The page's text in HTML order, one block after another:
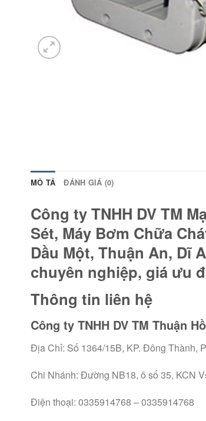
MÔ TẢ ĐÁNH GIÁ (0)
Công ty TNHH DV TM
Sét, Máy Bơm Chữa
Dầu Một, Thuận An, Dĩ
chuyên nghiệp, giá ưu
Thông tin liên hệ
Công ty TNHH DV TM Thuận
Địa Chỉ: Số 1364/15B, KP. Đông Thành,
Chi Nhánh: Đường NB18, ô số 35, KCN
Điện thoại: 0335914768 – 0335914768